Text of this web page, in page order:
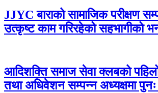
JJYC बाराको सामाजिक परीक्षण
उत्कृष्ट काम गरिरहेको सहभागीको
आदिशक्ति समाज सेवा क्लबको
तथा अधिवेशन सम्पन्न अध्यक्षमा पुनः